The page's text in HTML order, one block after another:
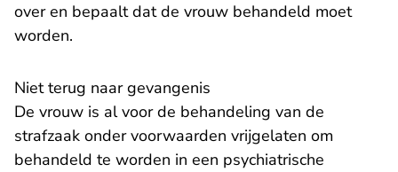
over en bepaalt dat de vrouw behandeld moet
worden.
Niet terug naar gevangenis
De vrouw is al voor de behandeling van de
strafzaak onder voorwaarden vrijgelaten om
behandeld te worden in een psychiatrische